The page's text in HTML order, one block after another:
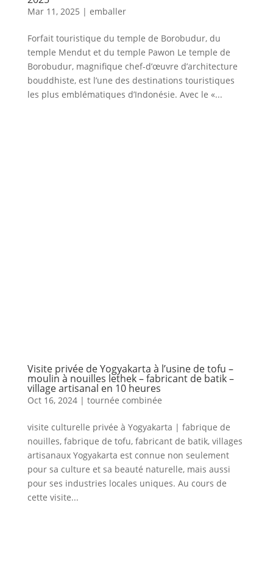
Mar 11, 2025 | emballer
Forfait touristique du temple de Borobudur, du
temple Mendut et du temple Pawon Le temple de
Borobudur, magnifique chef-d’œuvre d’architecture
bouddhiste, est l’une des destinations touristiques
les plus emblématiques d’Indonésie. Avec le «...
Visite privée de Yogyakarta à l’usine de tofu –
moulin à nouilles lethek – fabricant de batik –
village artisanal en 10 heures
Oct 16, 2024| tournée combinée
visite culturelle privée à Yogyakarta | fabrique de
nouilles, fabrique de tofu, fabricant de batik, villages
artisanaux Yogyakarta est connue non seulement
pour sa culture et sa beauté naturelle, mais aussi
pour ses industries locales uniques. Au cours de
cette visite...